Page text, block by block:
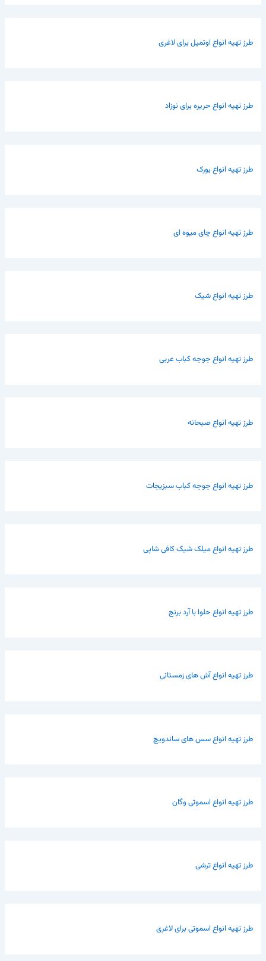
طرز تهیه انواع اوتمیل برای لاغری
طرز تهیه انواع حریره برای نوزاد
طرز تهیه انواع بورک
طرز تهیه انواع چای میوه ای
طرز تهیه انواع شیک
طرز تهیه انواع جوجه کباب عربی
طرز تهیه انواع صبحانه
طرز تهیه انواع جوجه کباب سبزیجات
طرز تهیه انواع میلک شیک کافی شاپی
طرز تهیه انواع حلوا با آرد برنج
طرز تهیه انواع آش های زمستانی
طرز تهیه انواع سس های ساندویچ
طرز تهیه انواع اسموتی وگان
طرز تهیه انواع ترشی
طرز تهیه انواع اسموتی برای لاغری